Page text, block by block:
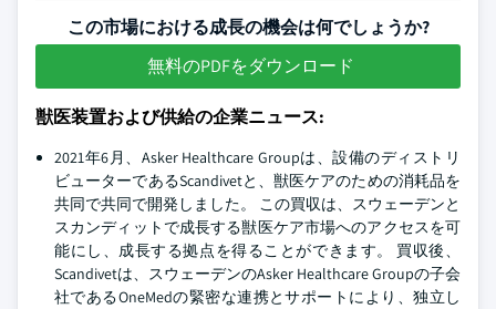
この市場における成長の機会は何でしょうか?
無料のPDFをダウンロード
獣医装置および供給の企業ニュース:
2021年6月、Asker Healthcare Groupは、設備のディストリ
ビューターであるScandivetと、獣医ケアのための消耗品を
共同で共同で開発しました。 この買収は、スウェーデンと
スカンディットで成長する獣医ケア市場へのアクセスを可
能にし、成長する拠点を得ることができます。 買収後、
Scandivetは、スウェーデンのAsker Healthcare Groupの子会
社であるOneMedの緊密な連携とサポートにより、独立し